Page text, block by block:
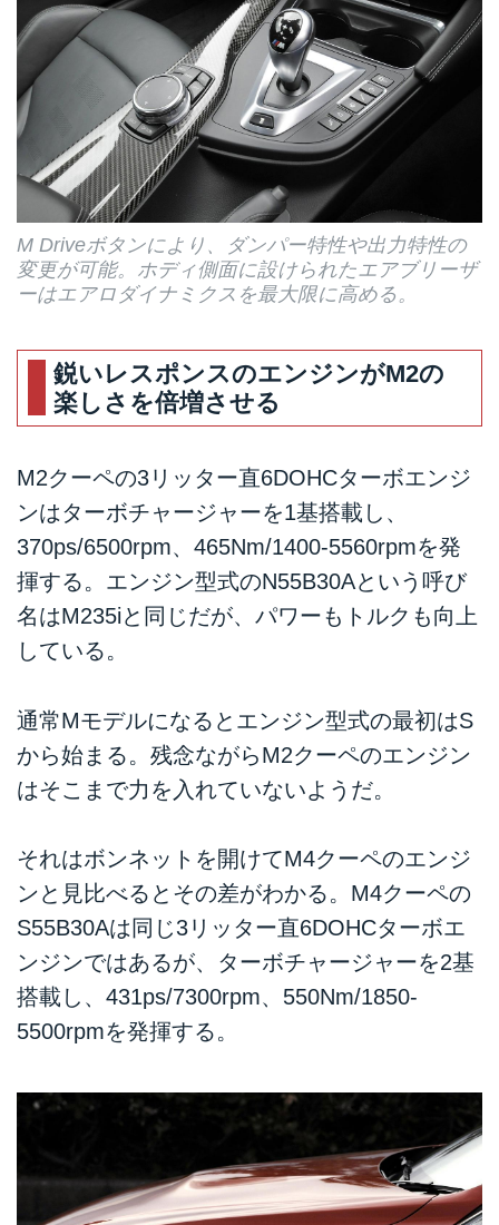
M Driveボタンにより、ダンパー特性や出力特性の
変更が可能。ホディ側面に設けられたエアブリーザ
ーはエアロダイナミクスを最大限に高める。
鋭いレスポンスのエンジンがM2の
楽しさを倍増させる
M2クーペの3リッター直6DOHCターボエンジ
ンはターボチャージャーを1基搭載し、
370ps/6500rpm、465Nm/1400-5560rpmを発
揮する。エンジン型式のN55B30Aという呼び
名はM235iと同じだが、パワーもトルクも向上
している。
通常Mモデルになるとエンジン型式の最初はS
から始まる。残念ながらM2クーペのエンジン
はそこまで力を入れていないようだ。
それはボンネットを開けてM4クーペのエンジ
ンと見比べるとその差がわかる。M4クーペの
S55B30Aは同じ3リッター直6DOHCターボエ
ンジンではあるが、ターボチャージャーを2基
搭載し、431ps/7300rpm、550Nm/1850-
5500rpmを発揮する。